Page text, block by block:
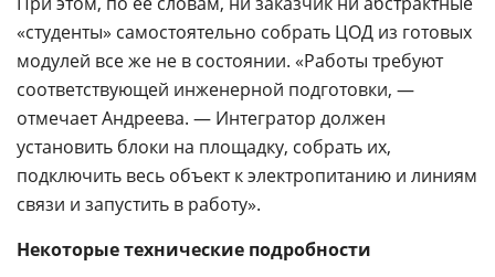
«студенты» самостоятельно собрать ЦОД из готовых
модулей все же не в состоянии. «Работы требуют
соответствующей инженерной подготовки, —
отмечает Андреева. — Интегратор должен
установить блоки на площадку, собрать их,
подключить весь объект к электропитанию и линиям
связи и запустить в работу».
Некоторые технические подробности